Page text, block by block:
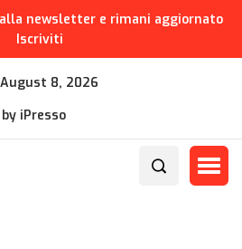
newsletter e rimani aggiornato
Iscriviti
August 8, 2026
by iPresso